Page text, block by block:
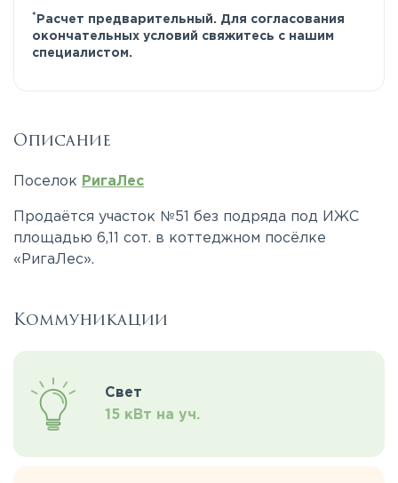
* Расчет предварительный. Для согласования
окончательных условий свяжитесь с нашим
специалистом.
Описание
Поселок РигаЛес
Продаётся участок №51 без подряда под ИЖС
площадью 6,11 сот. в коттеджном посёлке
«РигаЛес».
Коммуникации
Свет
15 кВт на уч.